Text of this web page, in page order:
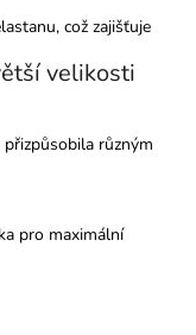
což zajišťuje
velikosti
různým
pro maximální